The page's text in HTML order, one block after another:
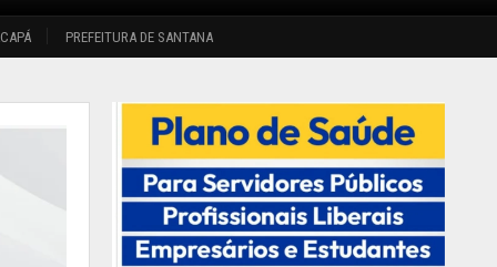
PREFEITURA DE SANTANA